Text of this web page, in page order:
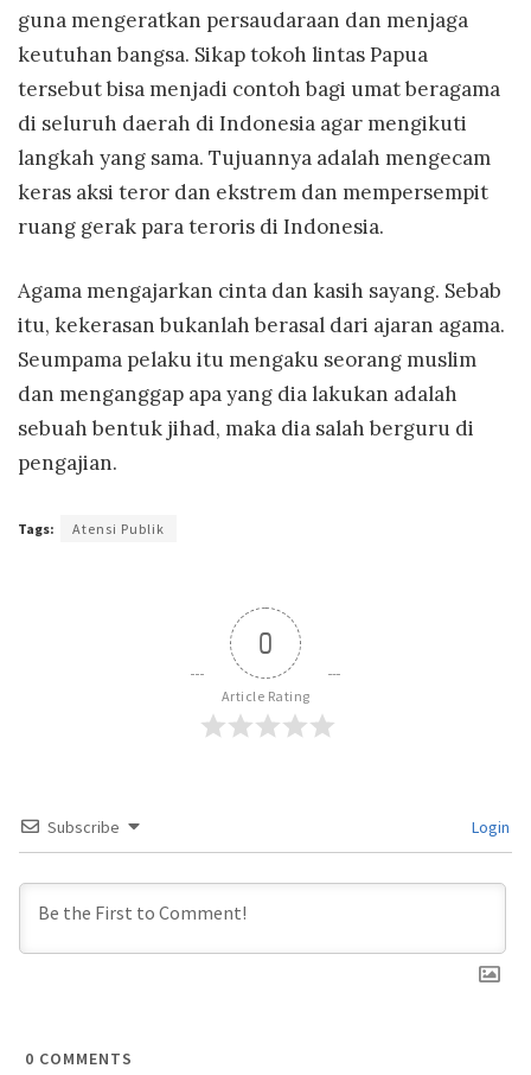
guna mengeratkan persaudaraan dan menjaga
keutuhan bangsa. Sikap tokoh lintas Papua
tersebut bisa menjadi contoh bagi umat beragama
di seluruh daerah di Indonesia agar mengikuti
langkah yang sama. Tujuannya adalah mengecam
keras aksi teror dan ekstrem dan mempersempit
ruang gerak para teroris di Indonesia.
Agama mengajarkan cinta dan kasih sayang. Sebab
itu, kekerasan bukanlah berasal dari ajaran agama.
Seumpama pelaku itu mengaku seorang muslim
dan menganggap apa yang dia lakukan adalah
sebuah bentuk jihad, maka dia salah berguru di
pengajian.
Tags: Atensi Publik
0
Article Rating
Subscribe Login
0 COMMENTS